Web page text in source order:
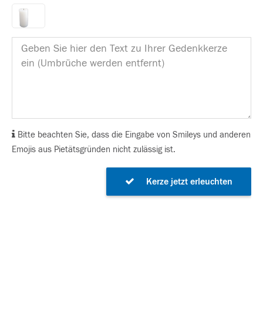
Bitte beachten Sie, dass die Eingabe von Smileys und anderen
Emojis aus Pietätsgründen nicht zulässig ist.
Kerze jetzt erleuchten